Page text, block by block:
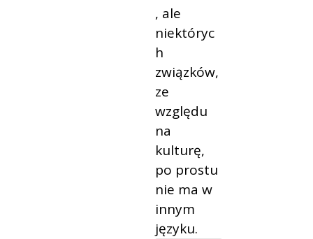
, ale
niektóryc
h
związków,
ze
względu
na
kulturę,
po prostu
nie ma w
innym
języku.